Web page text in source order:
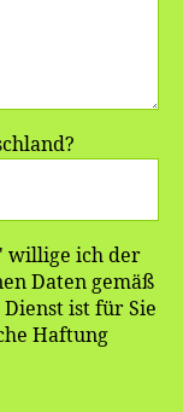
willige ich der
Daten gemäß
ist für Sie
Haftung